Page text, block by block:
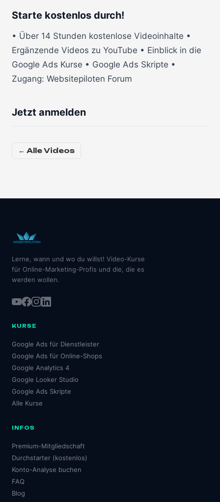
Starte kostenlos durch!
• Über 14 Stunden kostenlose Videoinhalte •
Ergänzende Videos zu YouTube • Einblick in die
Google Ads Kurse • Google Ads Skripte •
Zugang: Websitepiloten Forum
Jetzt anmelden
← Alle Videos
Lerne, wann und wo du willst! Video-Kurse
für Online-Marketing-Profis und die, die es
werden wollen.
KURSE
Google Ads für Dienstleister
Google Ads für Online-Shops
Google Analytics 4
Google Looker Studio
Google Ads Skripte
Alle Kurse
INFOS
Premium-Mitgliedschaft
Durchstarter (kostenlos)
Konto-Analyse buchen
FAQ
Blog